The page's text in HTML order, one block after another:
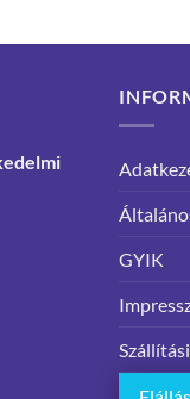
GYIK